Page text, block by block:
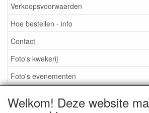
Verkoopsvoorwaarden
Hoe bestellen - info
Contact
Foto's kwekerij
Foto's evenementen
Welkom! Deze website